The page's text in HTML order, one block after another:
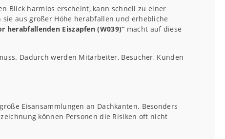
Blick harmlos erscheint, kann schnell zu einer
aus großer Höhe herabfallen und erhebliche
herabfallenden Eiszapfen (W039)“ macht auf diese
Dadurch werden Mitarbeiter, Besucher, Kunden
Eisansammlungen an Dachkanten. Besonders
können Personen die Risiken oft nicht